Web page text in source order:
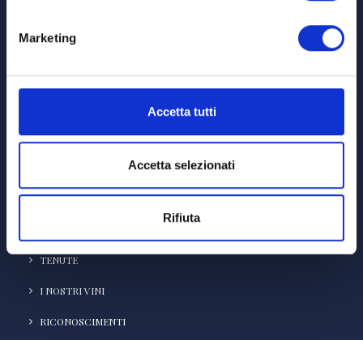
Marketing
Accetta tutti
Accetta selezionati
Rifiuta
Giuseppe Campagnola S.p.A.
Marano di Valpolicella (VR) Italy
REA VR-172471
HOME
TENUTE
I NOSTRI VINI
RICONOSCIMENTI